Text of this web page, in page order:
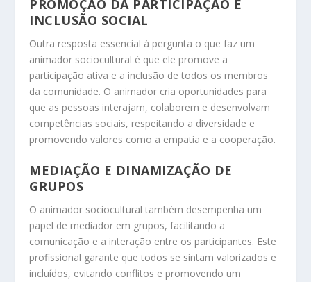
PROMOÇÃO DA PARTICIPAÇÃO E
INCLUSÃO SOCIAL
Outra resposta essencial à pergunta o que faz um
animador sociocultural é que ele promove a
participação ativa e a inclusão de todos os membros
da comunidade. O animador cria oportunidades para
que as pessoas interajam, colaborem e desenvolvam
competências sociais, respeitando a diversidade e
promovendo valores como a empatia e a cooperação.
MEDIAÇÃO E DINAMIZAÇÃO DE
GRUPOS
O animador sociocultural também desempenha um
papel de mediador em grupos, facilitando a
comunicação e a interação entre os participantes. Este
profissional garante que todos se sintam valorizados e
incluídos, evitando conflitos e promovendo um